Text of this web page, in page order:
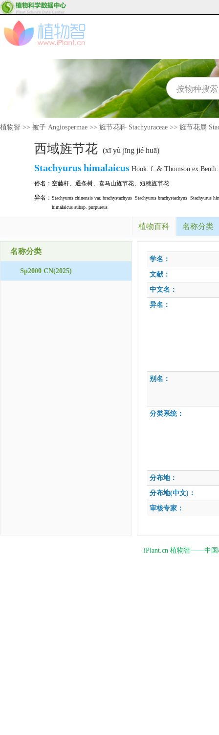
植物智 >> 被子 Angiospermae >> 旌节花科 Stachyuraceae >> 旌节花属
西域旌节花 (xī yù jīng jié huā)
Stachyurushimalaicus Hook. f. & Thomson ex Benth.
俗名： 空藤杆、 通条树、 喜马山旌节花、 短穗旌节花
异名： Stachyurus chinensis var. brachystachyus Stachyurus brachystachyus Stachyurus
himalaicus subsp. purpureus
植物百科 名称分类
名称分类
Sp2000 CN(2025)
学名：
文献：
中文名：
异名：
别名：
分类系统：
分布地：
分布地(中文)：
审核专家：
iPlant.cn 植物智——中国